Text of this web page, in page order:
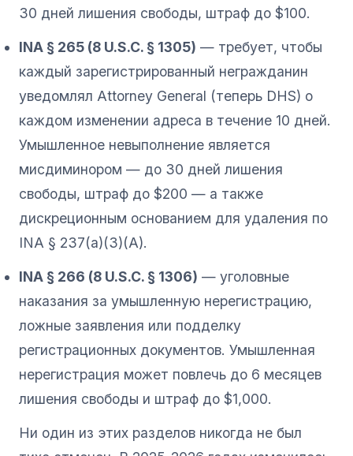
30 дней лишения свободы, штраф до $100.
INA § 265 (8 U.S.C. § 1305) — требует, чтобы
каждый зарегистрированный негражданин
уведомлял Attorney General (теперь DHS) о
каждом изменении адреса в течение 10 дней.
Умышленное невыполнение является
мисдиминором — до 30 дней лишения
свободы, штраф до $200 — а также
дискреционным основанием для удаления по
INA § 237(a)(3)(A).
INA § 266 (8 U.S.C. § 1306) — уголовные
наказания за умышленную нерегистрацию,
ложные заявления или подделку
регистрационных документов. Умышленная
нерегистрация может повлечь до 6 месяцев
лишения свободы и штраф до $1,000.
Ни один из этих разделов никогда не был